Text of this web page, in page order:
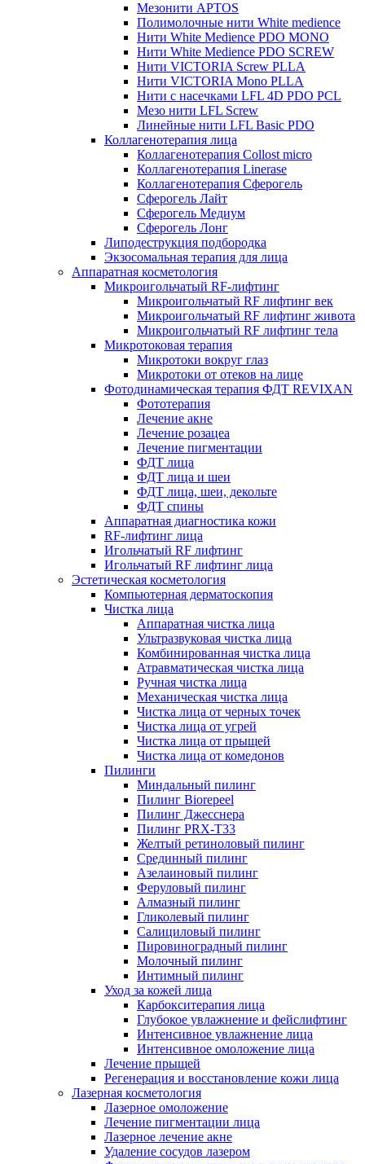
Мезонити APTOS
Полимолочные нити White medience
Нити White Medience PDO MONO
Нити White Medience PDO SCREW
Нити VICTORIA Screw PLLA
Нити VICTORIA Mono PLLA
Нити с насечками LFL 4D PDO PCL
Мезо нити LFL Screw
Линейные нити LFL Basic PDO
Коллагенотерапия лица
Коллагенотерапия Collost micro
Коллагенотерапия Linerase
Коллагенотерапия Сферогель
Сферогель Лайт
Сферогель Медиум
Сферогель Лонг
Липодеструкция подбородка
Экзосомальная терапия для лица
Аппаратная косметология
Микроигольчатый RF-лифтинг
Микроигольчатый RF лифтинг век
Микроигольчатый RF лифтинг живота
Микроигольчатый RF лифтинг тела
Микротоковая терапия
Микротоки вокруг глаз
Микротоки от отеков на лице
Фотодинамическая терапия ФДТ REVIXAN
Фототерапия
Лечение акне
Лечение розацеа
Лечение пигментации
ФДТ лица
ФДТ лица и шеи
ФДТ лица, шеи, декольте
ФДТ спины
Аппаратная диагностика кожи
RF-лифтинг лица
Игольчатый RF лифтинг
Игольчатый RF лифтинг лица
Эстетическая косметология
Компьютерная дерматоскопия
Чистка лица
Аппаратная чистка лица
Ультразвуковая чистка лица
Комбинированная чистка лица
Атравматическая чистка лица
Ручная чистка лица
Механическая чистка лица
Чистка лица от черных точек
Чистка лица от угрей
Чистка лица от прыщей
Чистка лица от комедонов
Пилинги
Миндальный пилинг
Пилинг Biorepeel
Пилинг Джесснера
Пилинг PRX-T33
Желтый ретиноловый пилинг
Срединный пилинг
Азелаиновый пилинг
Феруловый пилинг
Алмазный пилинг
Гликолевый пилинг
Салициловый пилинг
Пировиноградный пилинг
Молочный пилинг
Интимный пилинг
Уход за кожей лица
Карбокситерапия лица
Глубокое увлажнение и фейслифтинг
Интенсивное увлажнение лица
Интенсивное омоложение лица
Лечение прыщей
Регенерация и восстановление кожи лица
Лазерная косметология
Лазерное омоложение
Лечение пигментации лица
Лазерное лечение акне
Удаление сосудов лазером